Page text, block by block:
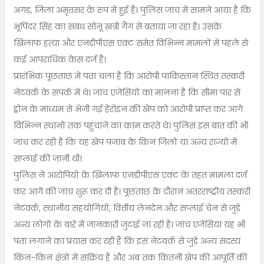
अंगड़, जिला अमृतसर के रूप में हुई है। पुलिस जांच में सामने आया है कि
भूपिंदर सिंह का संबंध सोनू खत्री गैंग से बताया जा रहा है। उसके
खिलाफ हत्या और एनडीपीएस एक्ट समेत विभिन्न मामलों में पहले से
कई आपराधिक केस दर्ज हैं।
प्रारंभिक पूछताछ में पता चला है कि आरोपी पाकिस्तान स्थित तस्करी
नेटवर्क के संपर्क में थे। जांच एजेंसियों का मानना है कि सीमा पार से
ड्रोन के माध्यम से भेजी गई हेरोइन की खेप को आरोपी प्राप्त कर आगे
विभिन्न स्थानों तक पहुंचाने का काम करते थे। पुलिस इस बात की भी
जांच कर रही है कि यह खेप पंजाब के किन जिलों या अन्य राज्यों में
सप्लाई की जानी थी।
पुलिस ने आरोपियों के खिलाफ एनडीपीएस एक्ट के तहत मामला दर्ज
कर आगे की जांच शुरू कर दी है। पूछताछ के दौरान अंतरराष्ट्रीय तस्करी
नेटवर्क, स्थानीय सहयोगियों, वित्तीय लेनदेन और सप्लाई चेन से जुड़े
अन्य लोगों के बारे में जानकारी जुटाई जा रही है। जांच एजेंसियां यह भी
पता लगाने का प्रयास कर रही हैं कि इस नेटवर्क से जुड़े अन्य सदस्य
किन-किन क्षेत्रों में सक्रिय हैं और अब तक कितनी खेप की आपूर्ति की